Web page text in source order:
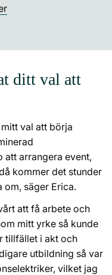
ditt val att
val att börja
arrangera event,
kommer det stunder
om, säger Erica.
att få arbete och
mitt yrke så kunde
tillfället i akt och
utbildning så var
vilket jag